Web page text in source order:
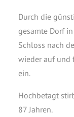
Durch die
gesamte Dorf
Schloss nach
wieder auf und
ein.
Hochbetagt
87 Jahren.